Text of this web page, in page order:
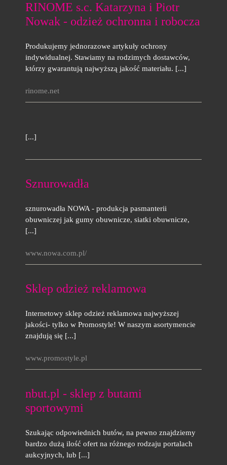
RINOME s.c. Katarzyna i Piotr
Nowak - odzież ochronna i robocza
Produkujemy jednorazowe artykuły ochrony
indywidualnej. Stawiamy na rodzimych dostawców,
którzy gwarantują najwyższą jakość materiału. [...]
rinome.net
[...]
Sznurowadła
sznurowadła NOWA - produkcja pasmanterii
obuwniczej jak gumy obuwnicze, siatki obuwnicze,
[...]
www.nowa.com.pl/
Sklep odzież reklamowa
Internetowy sklep odzież reklamowa najwyższej
jakości- tylko w Promostyle! W naszym asortymencie
znajdują się [...]
www.promostyle.pl
nbut.pl - sklep z butami
sportowymi
Szukając odpowiednich butów, na pewno znajdziemy
bardzo dużą ilość ofert na różnego rodzaju portalach
aukcyjnych, lub [...]